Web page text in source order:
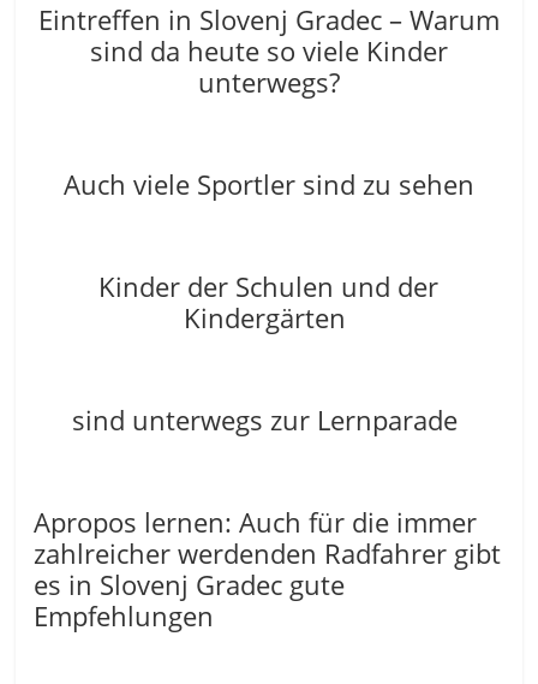
Eintreffen in Slovenj Gradec – Warum
sind da heute so viele Kinder
unterwegs?
Auch viele Sportler sind zu sehen
Kinder der Schulen und der
Kindergärten
sind unterwegs zur Lernparade
Apropos lernen: Auch für die immer
zahlreicher werdenden Radfahrer gibt
es in Slovenj Gradec gute
Empfehlungen